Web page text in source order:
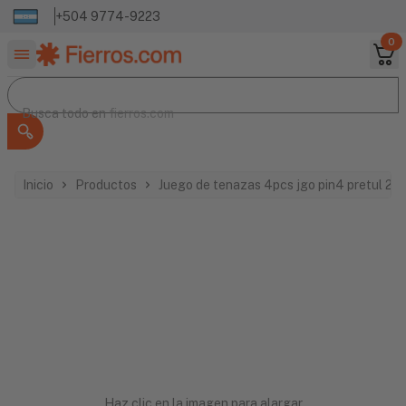
+504 9774-9223
0
Buscar productos
Busca todo en
Busca todo enfierros.com
Inicio Productos Juego de tenazas 4pcs jgo pin4 pretul